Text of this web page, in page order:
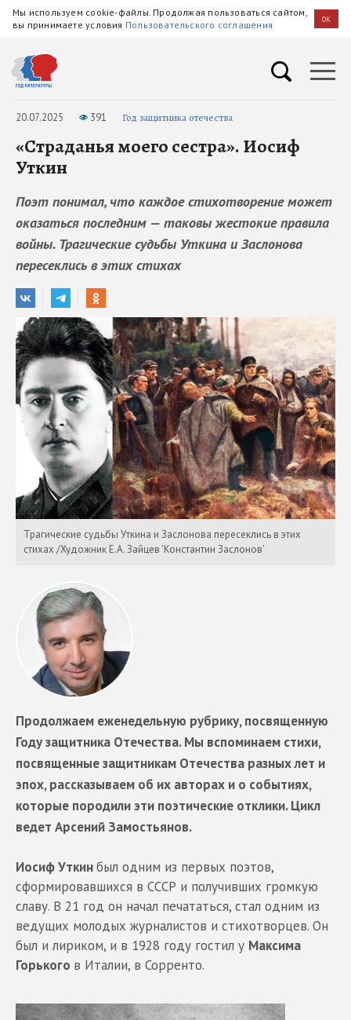
Мы используем cookie-файлы. Продолжая пользоваться сайтом,
вы принимаете условия Пользовательского соглашения OK
20.07.2025 391 Год защитника отечества
«Страданья моего сестра». Иосиф
Уткин
Поэт понимал, что каждое стихотворение может
оказаться последним — таковы жестокие правила
войны. Трагические судьбы Уткина и Заслонова
пересеклись в этих стихах
Трагические судьбы Уткина и Заслонова пересеклись в этих
стихах /Художник Е.А. Зайцев 'Константин Заслонов'
Продолжаем еженедельную рубрику, посвященную
Году защитника Отечества. Мы вспоминаем стихи,
посвященные защитникам Отечества разных лет и
эпох, рассказываем об их авторах и о событиях,
которые породили эти поэтические отклики. Цикл
ведет Арсений Замостьянов.
Иосиф Уткинбыл одним из первых поэтов,
сформировавшихся в СССР и получивших громкую
славу. В 21 год он начал печататься, стал одним из
ведущих молодых журналистов и стихотворцев. Он
был и лириком, и в 1928 году гостил у Максима
Горького в Италии, в Сорренто.